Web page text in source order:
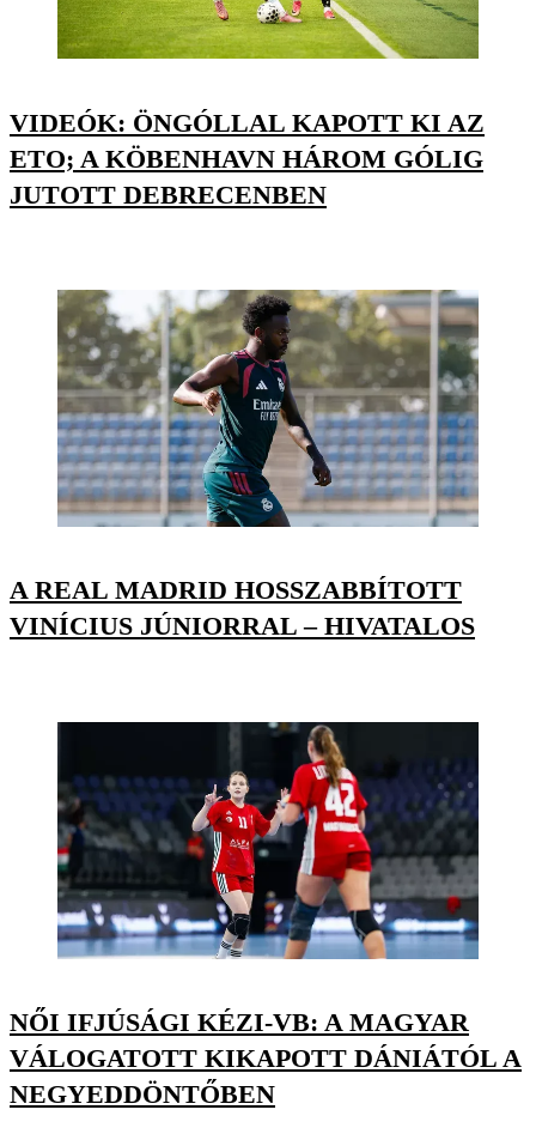
VIDEÓK: ÖNGÓLLAL KAPOTT KI AZ
ETO; A KÖBENHAVN HÁROM GÓLIG
JUTOTT DEBRECENBEN
A REAL MADRID HOSSZABBÍTOTT
VINÍCIUS JÚNIORRAL – HIVATALOS
NŐI IFJÚSÁGI KÉZI-VB: A MAGYAR
VÁLOGATOTT KIKAPOTT DÁNIÁTÓL A
NEGYEDDÖNTŐBEN